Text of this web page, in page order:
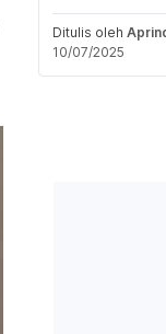
Ditulis oleh
10/07/2025